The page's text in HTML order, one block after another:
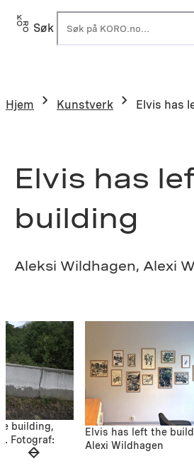
Hopp
Søk
Hjem Kunstverk Elvis has
Elvis has
building
Aleksi Wildhagen, Alexi
building,
Fotograf:
Elvis has left the
Alexi Wildhagen